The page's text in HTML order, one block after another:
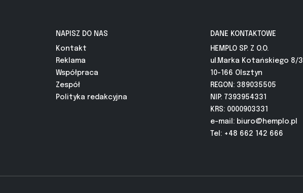
NAPISZ DO NAS
Kontakt
Reklama
Współpraca
Zespół
Polityka redakcyjna
DANE KONTAKTOWE
HEMPLO SP. Z O.O.
ul.Marka Kotańskiego 8/3
10-166 Olsztyn
REGON: 389035505
NIP: 7393954331
KRS: 0000903331
e-mail: biuro@hemplo.pl
Tel: +48 662 142 666